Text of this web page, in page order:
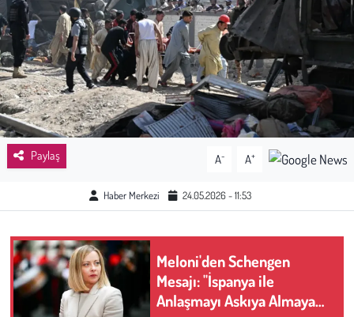
Paylaş A- A+
Haber Merkezi 24.05.2026 - 11:53
Meloni'den Schengen
Mesajı: "İspanya ile
Anlaşmayı Askıya Almaya
Sağlık
Kadın
Emek
Spor
Bilim - Teknoloji
İnsan Hakları